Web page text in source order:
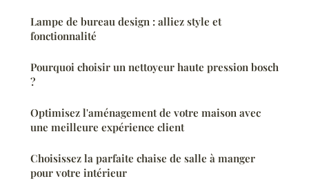
Lampe de bureau design : alliez style et
fonctionnalité
Pourquoi choisir un nettoyeur haute pression bosch
?
Optimisez l'aménagement de votre maison avec
une meilleure expérience client
Choisissez la parfaite chaise de salle à manger
pour votre intérieur